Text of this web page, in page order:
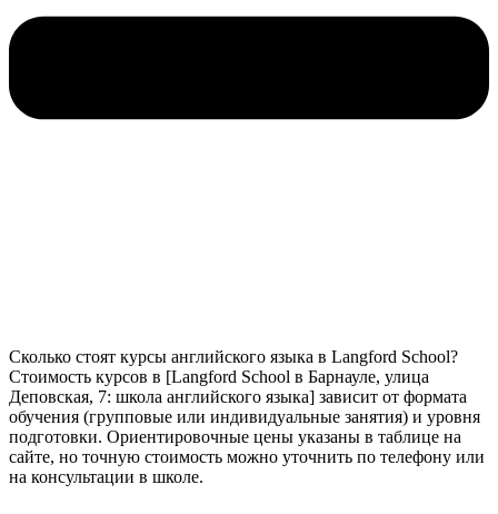
Сколько стоят курсы английского языка в Langford School?
Стоимость курсов в [Langford School в Барнауле, улица
Деповская, 7: школа английского языка] зависит от формата
обучения (групповые или индивидуальные занятия) и уровня
подготовки. Ориентировочные цены указаны в таблице на
сайте, но точную стоимость можно уточнить по телефону или
на консультации в школе.